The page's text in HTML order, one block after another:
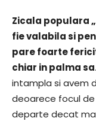
Zicala populara
fie valabila si
pare foarte
chiar in palma sa
intampla si avem
deoarece focul
departe decat